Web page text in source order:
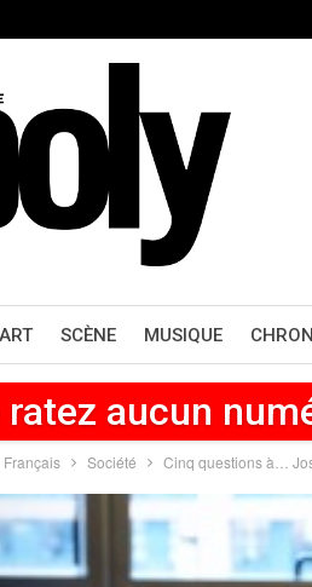
ART SCÈNE MUSIQUE
ratez aucun
Français Société Cinq questions à…